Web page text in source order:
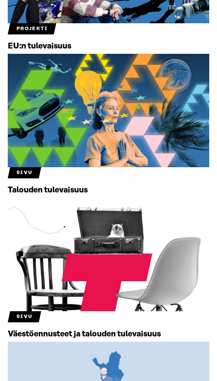
PROJEKTI
EU:n tulevaisuus
SIVU
Talouden tulevaisuus
SIVU
Väestö­ennusteet ja talouden tulevaisuus